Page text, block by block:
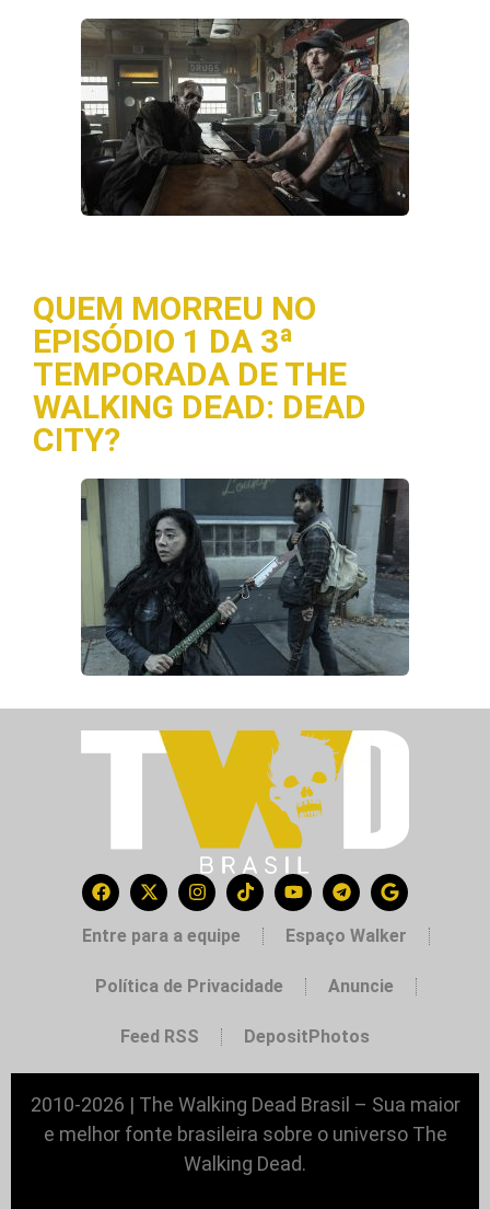
QUEM MORREU NO
EPISÓDIO 1 DA 3ª
TEMPORADA DE THE
WALKING DEAD: DEAD
CITY?
Entre para a equipe Espaço Walker
Política de Privacidade Anuncie
Feed RSS DepositPhotos
2010-2026 | The Walking Dead Brasil – Sua maior
e melhor fonte brasileira sobre o universo The
Walking Dead.